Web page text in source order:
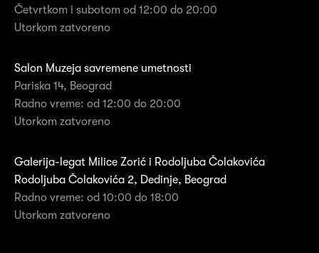
Četvrtkom i subotom od 12:00 do 20:00
Utorkom zatvoreno
Salon Muzeja savremene umetnosti
Pariska 14, Beograd
Radno vreme: od 12:00 do 20:00
Utorkom zatvoreno
Galerija-legat Milice Zorić i Rodoljuba Čolakovića
Rodoljuba Čolakovića 2, Dedinje, Beograd
Radno vreme: od 10:00 do 18:00
Utorkom zatvoreno